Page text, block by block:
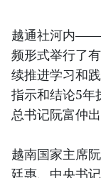
越通社河内
频形式举行了
续推进学习和
指示和结论5年
总书记阮富仲
越南国家主席
廷惠、中央书